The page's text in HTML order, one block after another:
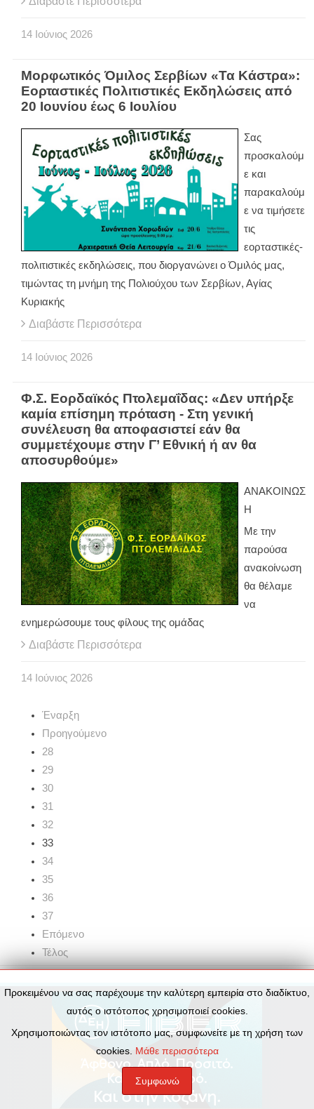
14 Ιούνιος 2026
Μορφωτικός Όμιλος Σερβίων «Τα Κάστρα»:
Εορταστικές Πολιτιστικές Εκδηλώσεις από
20 Ιουνίου έως 6 Ιουλίου
Σας
προσκαλούμ
ε και
παρακαλούμ
ε να τιμήσετε
τις
εορταστικές-
πολιτιστικές εκδηλώσεις, που διοργανώνει ο Όμιλός μας,
τιμώντας τη μνήμη της Πολιούχου των Σερβίων, Αγίας
Κυριακής
Διαβάστε Περισσότερα
14 Ιούνιος 2026
Φ.Σ. Εορδαϊκός Πτολεμαΐδας: «Δεν υπήρξε
καμία επίσημη πρόταση - Στη γενική
συνέλευση θα αποφασιστεί εάν θα
συμμετέχουμε στην Γ’ Εθνική ή αν θα
αποσυρθούμε»
ΑΝΑΚΟΙΝΩΣ
Η
Με την
παρούσα
ανακοίνωση
θα θέλαμε
να
ενημερώσουμε τους φίλους της ομάδας
Διαβάστε Περισσότερα
14 Ιούνιος 2026
Έναρξη
Προηγούμενο
28
29
30
31
32
33
34
35
36
37
Επόμενο
Τέλος
Προκειμένου να σας παρέχουμε την καλύτερη εμπειρία στο διαδίκτυο,
αυτός ο ιστότοπος χρησιμοποιεί cookies.
Χρησιμοποιώντας τον ιστότοπο μας, συμφωνείτε με τη χρήση των
cookies. Μάθε περισσότερα
Συμφωνώ